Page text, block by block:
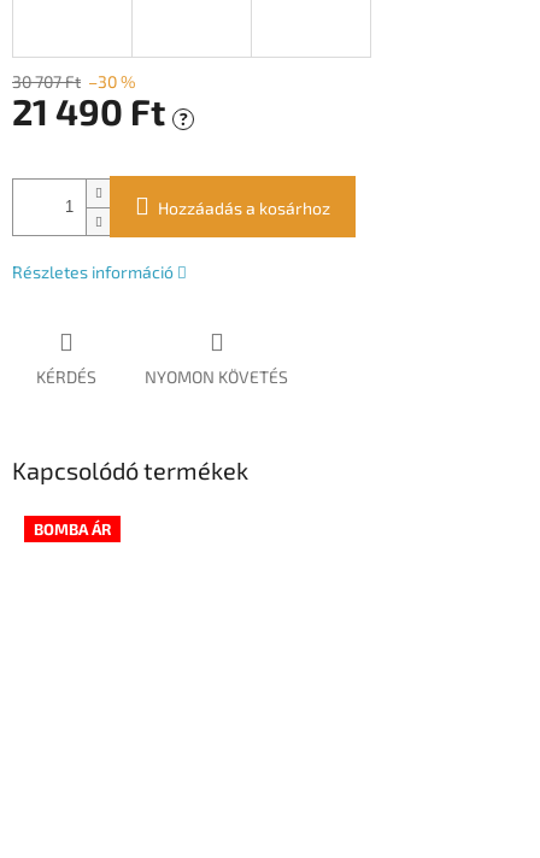
30 707 Ft –30 %
21 490 Ft ?
Hozzáadás a kosárhoz
Részletes információ
KÉRDÉS NYOMON KÖVETÉS
Kapcsolódó termékek
BOMBA ÁR